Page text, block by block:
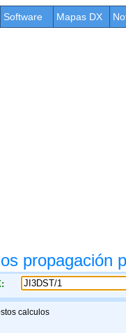
Software Mapas DX
propagación